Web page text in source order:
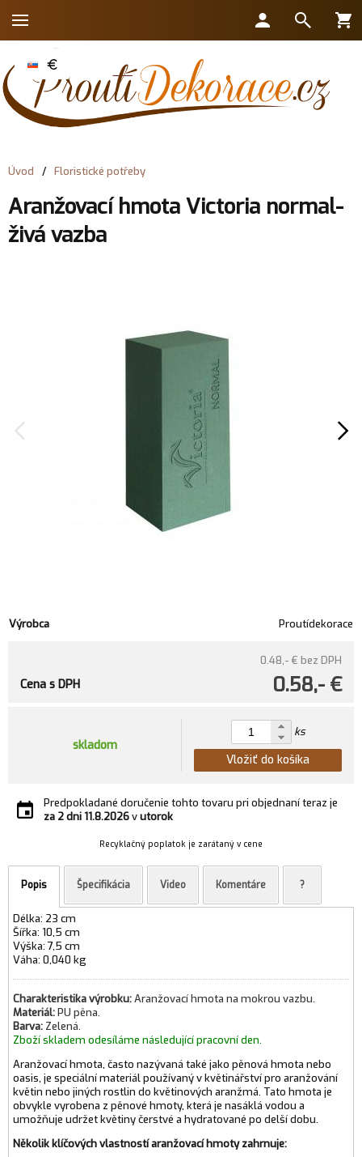
Úvod / Floristické potřeby
Aranžovací hmota Victoria normal-
živá vazba
Výrobca Proutídekorace
0.48,- € bez DPH
0.58,- €
Cena s DPH
skladom
ks
Vložiť do košíka
Predpokladané doručenie tohto tovaru pri objednaní teraz je
za 2 dni11.8.2026vutorok
Recyklačný poplatok je zarátaný v cene
Popis Špecifikácia Video Komentáre ?
Délka: 23 cm
Šířka: 10,5 cm
Výška: 7,5 cm
Váha: 0,040 kg
Charakteristika výrobku:Aranžovací hmota na mokrou vazbu.
Materiál:PU pěna.
Barva: Zelená.
Zboží skladem odesíláme následující pracovní den.
Aranžovací hmota, často nazývaná také jako pěnová hmota nebo
oasis, je speciální materiál používaný v květinářství pro aranžování
květin nebo jiných rostlin do květinových aranžmá. Tato hmota je
obvykle vyrobena z pěnové hmoty, která je nasáklá vodou a
umožňuje udržet květiny čerstvé a hydratované po delší dobu.
Několik klíčových vlastností aranžovací hmoty zahrnuje: